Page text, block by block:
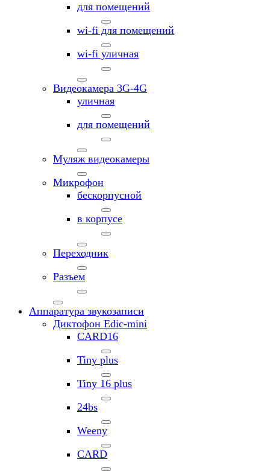
для помещений
wi-fi для помещений
wi-fi уличная
Видеокамера 3G-4G
уличная
для помещений
Муляж видеокамеры
Микрофон
бескорпусной
в корпусе
Переходник
Разъем
Аппаратура звукозаписи
Диктофон Edic-mini
CARD16
Tiny plus
Tiny 16 plus
24bs
Weeny
CARD